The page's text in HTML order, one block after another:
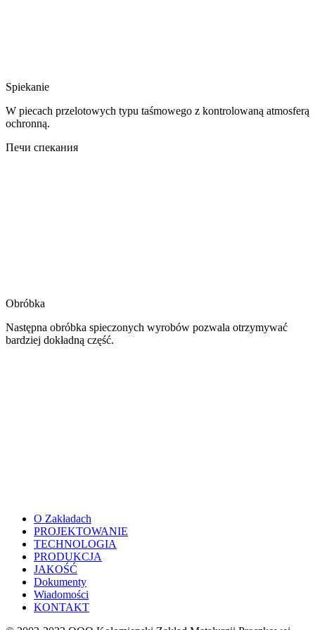
Spiekanie
W piecach przelotowych typu taśmowego z kontrolowaną atmosferą
ochronną.
Печи спекания
Obróbka
Następna obróbka spieczonych wyrobów pozwala otrzymywać
bardziej dokładną część.
O Zakładach
PROJEKTOWANIE
TECHNOLOGIA
PRODUKCJA
JAKOŚĆ
Dokumenty
Wiadomości
KONTAKT